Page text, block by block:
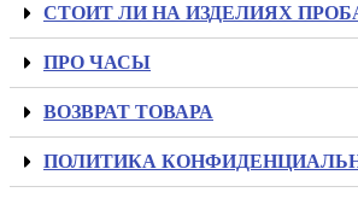
СТОИТ ЛИ НА ИЗДЕЛИЯХ
ПРО ЧАСЫ
ВОЗВРАТ ТОВАРА
ПОЛИТИКА